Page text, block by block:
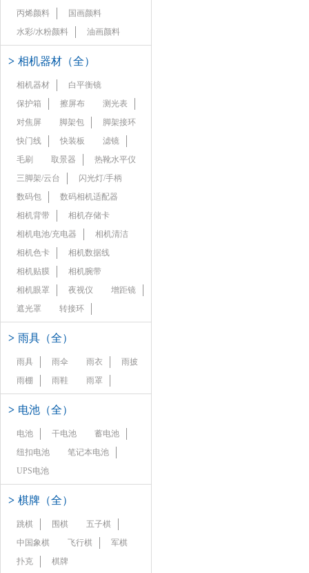
丙烯颜料
国画颜料
水彩/水粉颜料
油画颜料
> 相机器材（全）
相机器材
白平衡镜
保护箱
擦屏布
测光表
对焦屏
脚架包
脚架接环
快门线
快装板
滤镜
毛刷
取景器
热靴水平仪
三脚架/云台
闪光灯/手柄
数码包
数码相机适配器
相机背带
相机存储卡
相机电池/充电器
相机清洁
相机色卡
相机数据线
相机贴膜
相机腕带
相机眼罩
夜视仪
增距镜
遮光罩
转接环
> 雨具（全）
雨具 雨伞 雨衣
雨披
雨棚
雨鞋 雨罩
> 电池（全）
电池 干电池
蓄电池
纽扣电池
笔记本电池
UPS电池
> 棋牌（全）
跳棋 围棋
五子棋
中国象棋
飞行棋
军棋
扑克
棋牌